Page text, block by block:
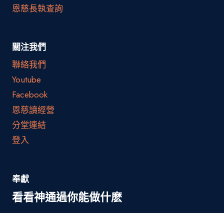
恩慈長執查詢
關注我們
聯絡我們
Youtube
Facebook
恩慈讀經營
分堂連結
登入
奉獻
看看神通過你能做什麽